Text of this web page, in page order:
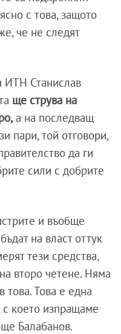
с това, защото
че не следят
ИТН Станислав
ще струва на
а на последващ
пари, той отговори,
да ги
сили с добрите
и въобще
на власт оттук
тези средства,
второ четене. Няма
Това е една
което изпращаме
Балабанов.